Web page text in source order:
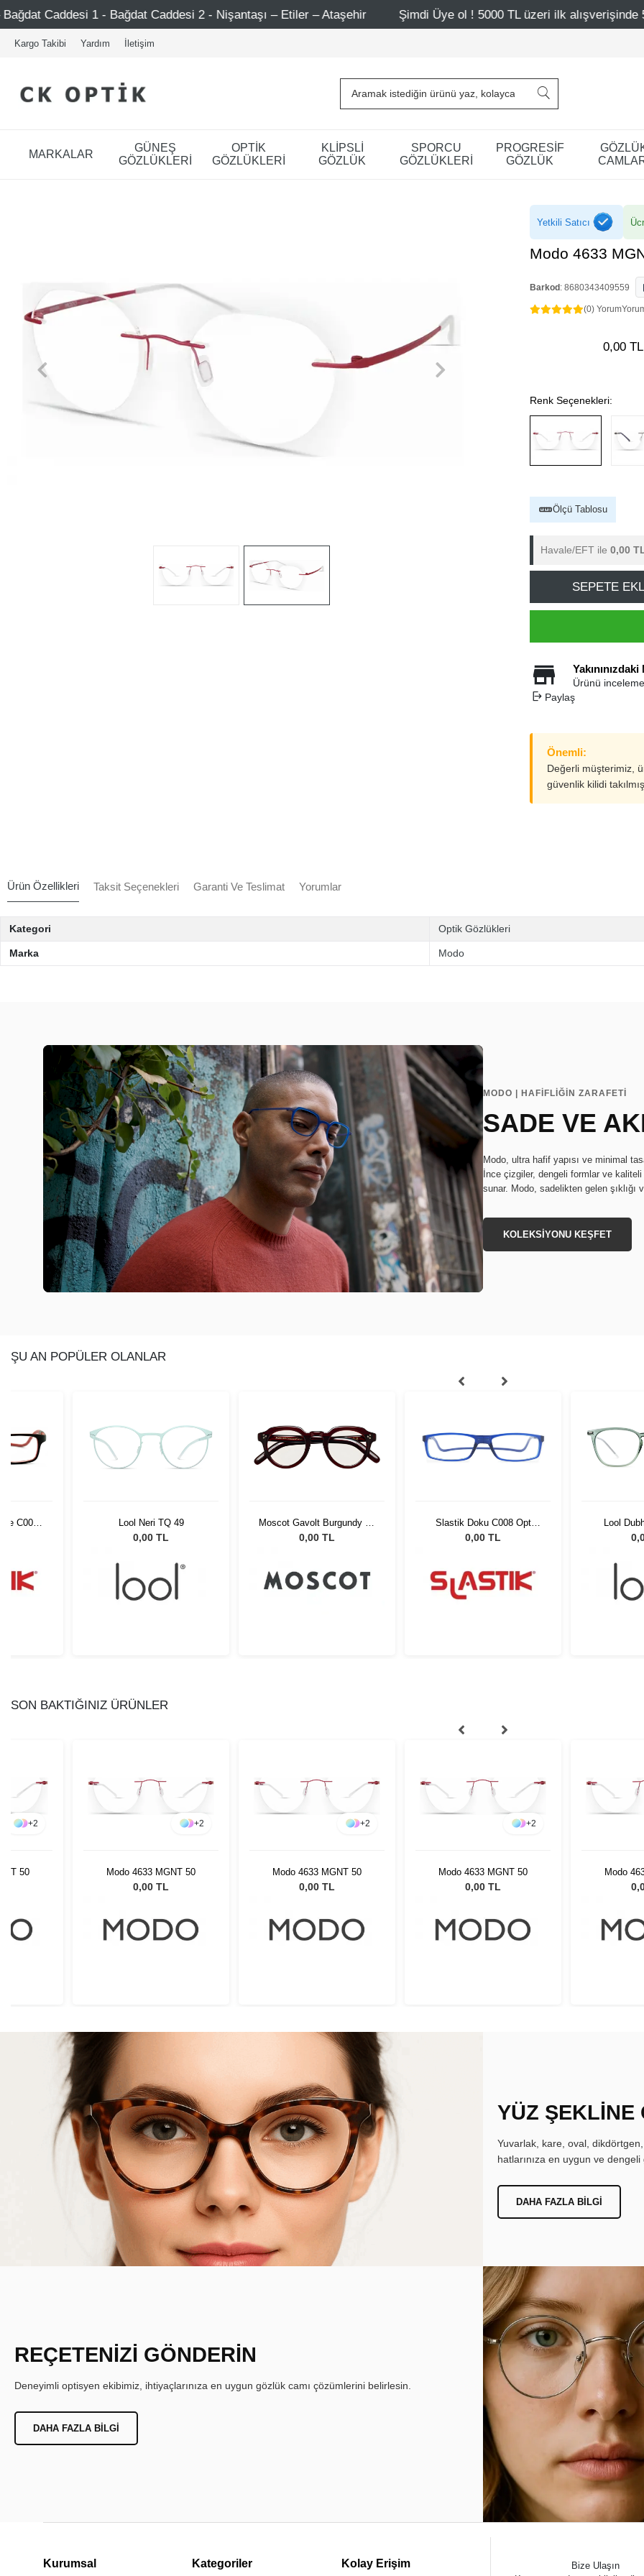
Caddesi 2 - Nişantaşı – Etiler – Ataşehir Şimdi Üye ol ! 5000 TL üzeri ilk alışverişinde 500 TL indirim
Kargo Takibi Yardım İletişim
MARKALAR
GÜNEŞ
GÖZLÜKLERİ
OPTİK
GÖZLÜKLERİ
KLİPSLİ
GÖZLÜK
SPORCU
GÖZLÜKLERİ
PROGRESİF
GÖZLÜK
Yetkili Satıcı
Modo 4633
Barkod : 8680343409559
(0) Yorum
0,00 TL
Renk Seçenekleri:
Ölçü Tablosu
Havale/EFT ile 0,00
SEPETE
Ürünü
Paylaş
Önemli:
Değerli müşterimiz,
güvenlik kilidi
Ürün Özellikleri Taksit Seçenekleri Garanti Ve Teslimat Yorumlar
Kategori Optik Gözlükleri
Marka Modo
MODO | HAFİFLİĞİN ZARAFETİ
SADE VE
Modo, ultra hafif yapısı ve minimal
İnce çizgiler, dengeli formlar ve
sunar. Modo, sadelikten gelen şıklığı
KOLEKSİYONU KEŞFET
ŞU AN POPÜLER OLANLAR
C004
Lool Neri TQ 49
0,00 TL
Moscot Gavolt Burgundy 45
0221-01
0,00 TL
Slastik Doku C008 Opt
1055081
0,00 TL
Lool
SON BAKTIĞINIZ ÜRÜNLER
+2
50
+2
Modo 4633 MGNT 50
0,00 TL
+2
Modo 4633 MGNT 50
0,00 TL
+2
Modo 4633 MGNT 50
0,00 TL
Modo
YÜZ ŞEKLİNE
Yuvarlak, kare, oval,
hatlarınıza en uygun ve
DAHA FAZLA BILGI
REÇETENİZİ GÖNDERİN
Deneyimli optisyen ekibimiz, ihtiyaçlarınıza en uygun gözlük camı çözümlerini belirlesin.
DAHA FAZLA BILGI
Kurumsal Kategoriler Kolay Erişim
Bize Ulaşın